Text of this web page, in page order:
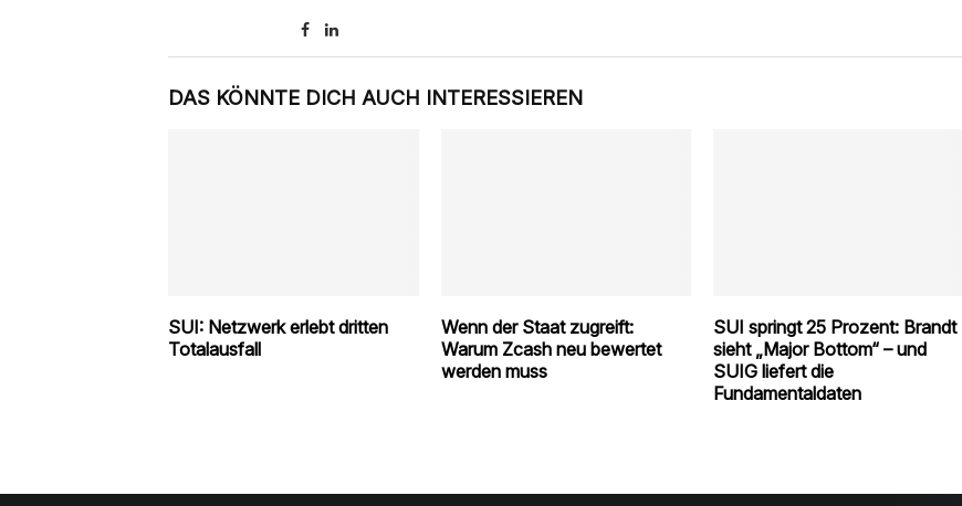
DAS KÖNNTE DICH AUCH INTERESSIEREN
SUI: Netzwerk erlebt dritten
Totalausfall
Wenn der Staat zugreift:
Warum Zcash neu bewertet
werden muss
SUI springt 25 Prozent: Brandt
sieht „Major Bottom“ – und
SUIG liefert die
Fundamentaldaten